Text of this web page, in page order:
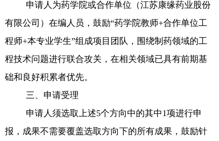
申请人为药学院或合作单位（江苏康缘药业股份
有限公司）在编人员， 鼓励“药学院教师+合作单位工
程师+本专业学生”组成项目团队，围绕制药领域的工
程技术问题进行联合攻关，在相关领域已具有前期基
础和良好积累者优先。
三、申请受理
申请人须选取上述5个方向中的其中1项进行申
报，成果不需要覆盖选取方向下的所有成果，鼓励针